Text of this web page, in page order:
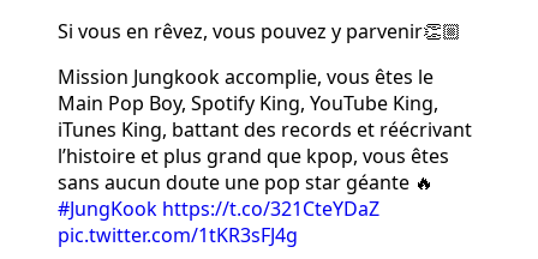
Si vous en rêvez, vous pouvez y parvenir👏🏼
Mission Jungkook accomplie, vous êtes le
Main Pop Boy, Spotify King, YouTube King,
iTunes King, battant des records et réécrivant
l’histoire et plus grand que kpop, vous êtes
sans aucun doute une pop star géante 🔥
#JungKook https://t.co/321CteYDaZ
pic.twitter.com/1tKR3sFJ4g